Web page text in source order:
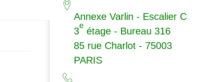
Annexe Varlin - Escalier C
3
e
étage - Bureau 316
85 rue Charlot - 75003
PARIS